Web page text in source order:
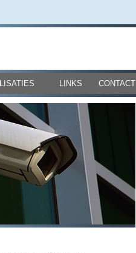
LINKS CONTACT